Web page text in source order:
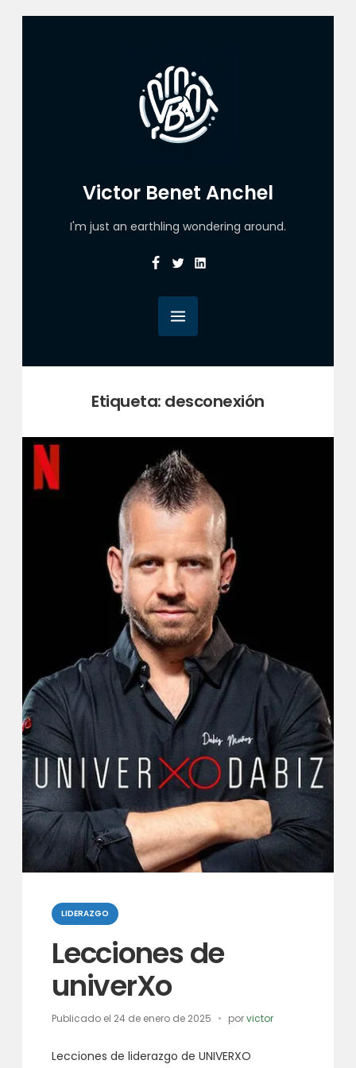
Victor Benet Anchel
I'm just an earthling wondering around.
Facebook
TwitterLinkedin
Etiqueta: desconexión
Categorias
LIDERAZGO
Lecciones de
univerXo
Publicado el 24 de enero de 2025 porvictor
Lecciones de liderazgo de UNIVERXO